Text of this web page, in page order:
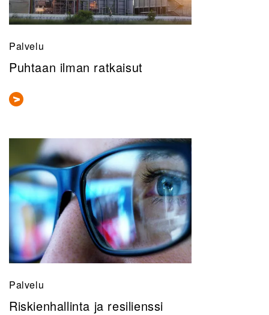
Palvelu
Puhtaan ilman ratkaisut
Palvelu
Riskienhallinta ja resilienssi